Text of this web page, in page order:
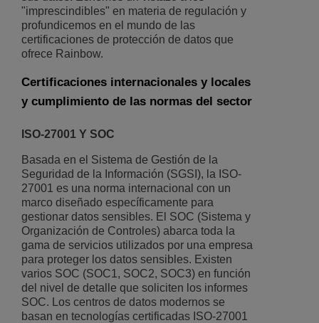
"imprescindibles" en materia de regulación y
profundicemos en el mundo de las
certificaciones de protección de datos que
ofrece Rainbow.
Certificaciones internacionales y locales
y cumplimiento de las normas del sector
ISO-27001 Y SOC
Basada en el Sistema de Gestión de la
Seguridad de la Información (SGSI), la ISO-
27001 es una norma internacional con un
marco diseñado específicamente para
gestionar datos sensibles. El SOC (Sistema y
Organización de Controles) abarca toda la
gama de servicios utilizados por una empresa
para proteger los datos sensibles. Existen
varios SOC (SOC1, SOC2, SOC3) en función
del nivel de detalle que soliciten los informes
SOC. Los centros de datos modernos se
basan en tecnologías certificadas ISO-27001